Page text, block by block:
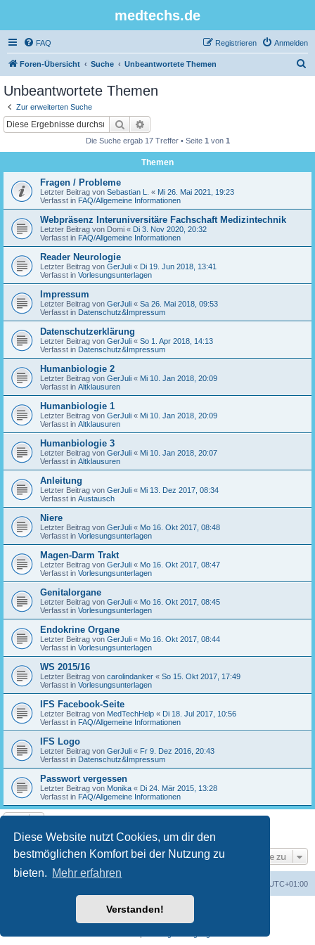
Diese Website nutzt Cookies, um dir den
bestmöglichen Komfort bei der Nutzung zu
bieten. Mehr erfahren
Verstanden!
medtechs.de
FAQ Anmelden
Registrieren
Foren-Übersicht Suche Unbeantwortete Themen
Unbeantwortete Themen
Zur erweiterten Suche
Suche
Die Suche ergab 17 Treffer • Seite 1 von 1
Themen
Fragen / Probleme
Letzter Beitrag von Sebastian L. « Mi 26. Mai 2021, 19:23
Verfasst in FAQ/Allgemeine Informationen
Webpräsenz Interuniversitäre Fachschaft Medizintechnik
Letzter Beitrag von Domi « Di 3. Nov 2020, 20:32
Verfasst in FAQ/Allgemeine Informationen
Reader Neurologie
Letzter Beitrag von GerJuli « Di 19. Jun 2018, 13:41
Verfasst in Vorlesungsunterlagen
Impressum
Letzter Beitrag von GerJuli « Sa 26. Mai 2018, 09:53
Verfasst in Datenschutz&Impressum
Datenschutzerklärung
Letzter Beitrag von GerJuli « So 1. Apr 2018, 14:13
Verfasst in Datenschutz&Impressum
Humanbiologie 2
Letzter Beitrag von GerJuli « Mi 10. Jan 2018, 20:09
Verfasst in Altklausuren
Humanbiologie 1
Letzter Beitrag von GerJuli « Mi 10. Jan 2018, 20:09
Verfasst in Altklausuren
Humanbiologie 3
Letzter Beitrag von GerJuli « Mi 10. Jan 2018, 20:07
Verfasst in Altklausuren
Anleitung
Letzter Beitrag von GerJuli « Mi 13. Dez 2017, 08:34
Verfasst in Austausch
Niere
Letzter Beitrag von GerJuli « Mo 16. Okt 2017, 08:48
Verfasst in Vorlesungsunterlagen
Magen-Darm Trakt
Letzter Beitrag von GerJuli « Mo 16. Okt 2017, 08:47
Verfasst in Vorlesungsunterlagen
Genitalorgane
Letzter Beitrag von GerJuli « Mo 16. Okt 2017, 08:45
Verfasst in Vorlesungsunterlagen
Endokrine Organe
Letzter Beitrag von GerJuli « Mo 16. Okt 2017, 08:44
Verfasst in Vorlesungsunterlagen
WS 2015/16
Letzter Beitrag von carolindanker « So 15. Okt 2017, 17:49
Verfasst in Vorlesungsunterlagen
IFS Facebook-Seite
Letzter Beitrag von MedTechHelp « Di 18. Jul 2017, 10:56
Verfasst in FAQ/Allgemeine Informationen
IFS Logo
Letzter Beitrag von GerJuli « Fr 9. Dez 2016, 20:43
Verfasst in Datenschutz&Impressum
Passwort vergessen
Letzter Beitrag von Monika « Di 24. Mär 2015, 13:28
Verfasst in FAQ/Allgemeine Informationen
Die Suche ergab 17 Treffer • Seite 1 von
Gehe zu
UTC+01:00
Powered byphpBB® Forum Software © phpBB Limited
phpBB.de